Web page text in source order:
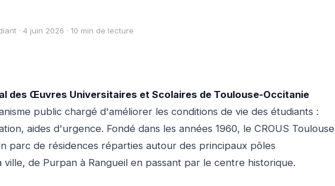
· 4 juin 2026 · 10 min de lecture
des Œuvres Universitaires et Scolaires de Toulouse-Occitanie
public chargé d'améliorer les conditions de vie des étudiants :
aides d'urgence. Fondé dans les années 1960, le CROUS Toulouse
parc de résidences réparties autour des principaux pôles
ville, de Purpan à Rangueil en passant par le centre historique.